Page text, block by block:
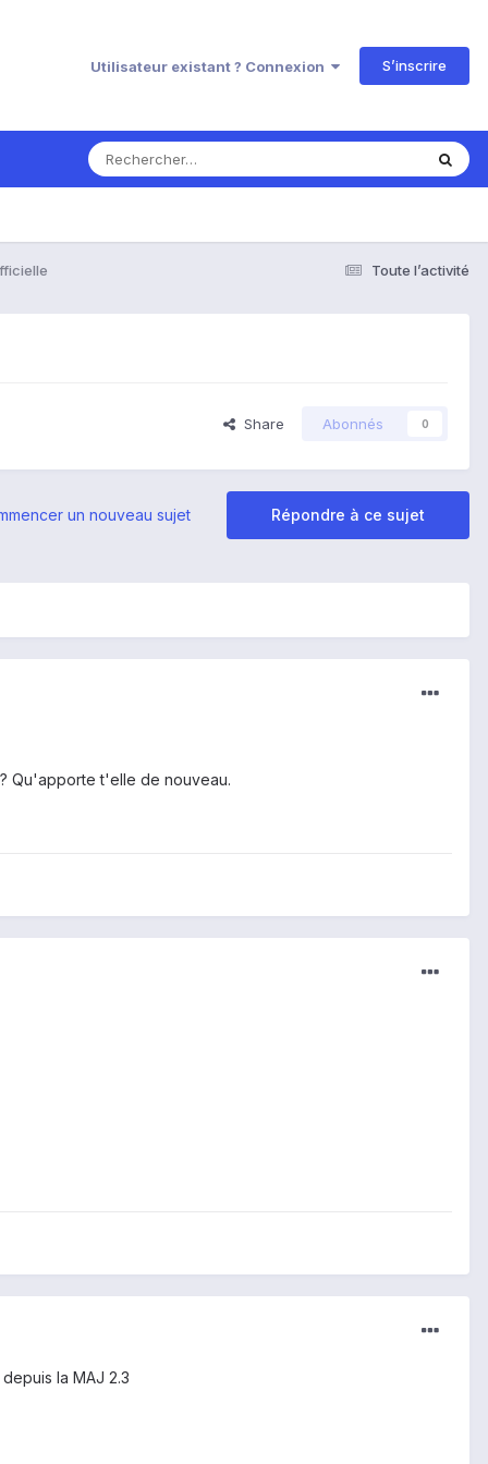
Utilisateur existant ? Connexion S’inscrire
Toute l’activité
Share Abonnés 0
Répondre à ce sujet
un nouveau sujet
Qu'apporte t'elle de nouveau.
la MAJ 2.3